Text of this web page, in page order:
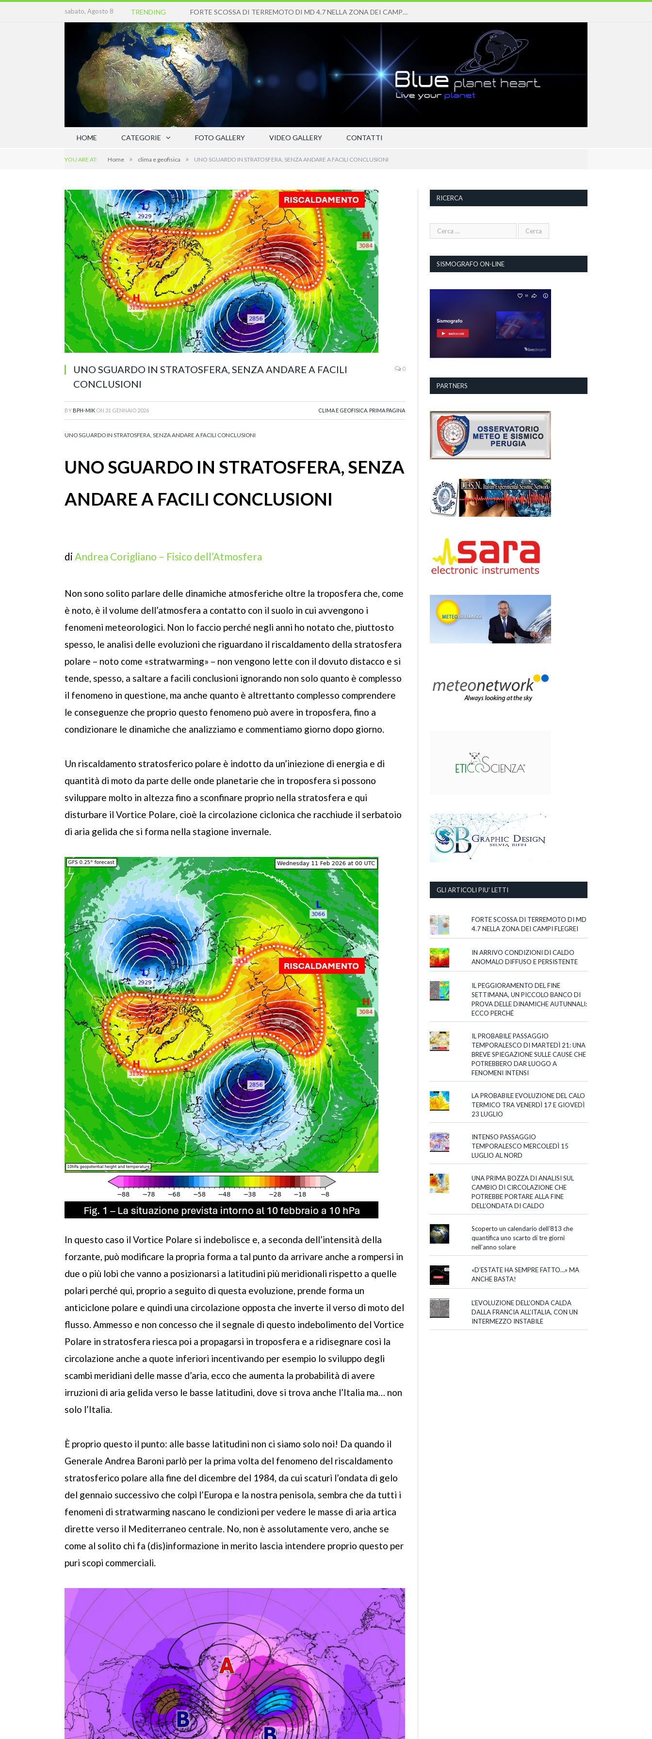
sabato, Agosto 8 TRENDING FORTE SCOSSA DI TERREMOTO DI MD 4.7 NELLA ZONA DEI CAMPI FLEGREI
HOME CATEGORIE FOTO GALLERY VIDEO GALLERY CONTATTI
YOU ARE AT: Home » clima e geofisica » UNO SGUARDO IN STRATOSFERA, SENZA ANDARE A FACILI CONCLUSIONI
UNO SGUARDO IN STRATOSFERA, SENZA ANDARE A FACILI
CONCLUSIONI
0
BY BPH-MIK ON 31 GENNAIO 2026 CLIMA E GEOFISICA PRIMA PAGINA
UNO SGUARDO IN STRATOSFERA, SENZA ANDARE A FACILI CONCLUSIONI
UNO SGUARDO IN STRATOSFERA, SENZA
ANDARE A FACILI CONCLUSIONI
di Andrea Corigliano – Fisico dell’Atmosfera
Non sono solito parlare delle dinamiche atmosferiche oltre la troposfera che, come
è noto, è il volume dell’atmosfera a contatto con il suolo in cui avvengono i
fenomeni meteorologici. Non lo faccio perché negli anni ho notato che, piuttosto
spesso, le analisi delle evoluzioni che riguardano il riscaldamento della stratosfera
polare – noto come «stratwarming» – non vengono lette con il dovuto distacco e si
tende, spesso, a saltare a facili conclusioni ignorando non solo quanto è complesso
il fenomeno in questione, ma anche quanto è altrettanto complesso comprendere
le conseguenze che proprio questo fenomeno può avere in troposfera, fino a
condizionare le dinamiche che analizziamo e commentiamo giorno dopo giorno.
Un riscaldamento stratosferico polare è indotto da un’iniezione di energia e di
quantità di moto da parte delle onde planetarie che in troposfera si possono
sviluppare molto in altezza fino a sconfinare proprio nella stratosfera e qui
disturbare il Vortice Polare, cioè la circolazione ciclonica che racchiude il serbatoio
di aria gelida che si forma nella stagione invernale.
In questo caso il Vortice Polare si indebolisce e, a seconda dell’intensità della
forzante, può modificare la propria forma a tal punto da arrivare anche a rompersi in
due o più lobi che vanno a posizionarsi a latitudini più meridionali rispetto a quelle
polari perché qui, proprio a seguito di questa evoluzione, prende forma un
anticiclone polare e quindi una circolazione opposta che inverte il verso di moto del
flusso. Ammesso e non concesso che il segnale di questo indebolimento del Vortice
Polare in stratosfera riesca poi a propagarsi in troposfera e a ridisegnare così la
circolazione anche a quote inferiori incentivando per esempio lo sviluppo degli
scambi meridiani delle masse d’aria, ecco che aumenta la probabilità di avere
irruzioni di aria gelida verso le basse latitudini, dove si trova anche l’Italia ma… non
solo l’Italia.
È proprio questo il punto: alle basse latitudini non ci siamo solo noi! Da quando il
Generale Andrea Baroni parlò per la prima volta del fenomeno del riscaldamento
stratosferico polare alla fine del dicembre del 1984, da cui scaturì l’ondata di gelo
del gennaio successivo che colpì l’Europa e la nostra penisola, sembra che da tutti i
fenomeni di stratwarming nascano le condizioni per vedere le masse di aria artica
dirette verso il Mediterraneo centrale. No, non è assolutamente vero, anche se
come al solito chi fa (dis)informazione in merito lascia intendere proprio questo per
puri scopi commerciali.
RICERCA
SISMOGRAFO ON-LINE
PARTNERS
GLI ARTICOLI PIU’ LETTI
FORTE SCOSSA DI TERREMOTO DI MD
4.7 NELLA ZONA DEI CAMPI FLEGREI
IN ARRIVO CONDIZIONI DI CALDO
ANOMALO DIFFUSO E PERSISTENTE
IL PEGGIORAMENTO DEL FINE
SETTIMANA, UN PICCOLO BANCO DI
PROVA DELLE DINAMICHE AUTUNNALI:
ECCO PERCHÉ
IL PROBABILE PASSAGGIO
TEMPORALESCO DI MARTEDÌ 21: UNA
BREVE SPIEGAZIONE SULLE CAUSE CHE
POTREBBERO DAR LUOGO A
FENOMENI INTENSI
LA PROBABILE EVOLUZIONE DEL CALO
TERMICO TRA VENERDÌ 17 E GIOVEDÌ
23 LUGLIO
INTENSO PASSAGGIO
TEMPORALESCO MERCOLEDÌ 15
LUGLIO AL NORD
UNA PRIMA BOZZA DI ANALISI SUL
CAMBIO DI CIRCOLAZIONE CHE
POTREBBE PORTARE ALLA FINE
DELL’ONDATA DI CALDO
Scoperto un calendario dell’813 che
quantifica uno scarto di tre giorni
nell’anno solare
«D’ESTATE HA SEMPRE FATTO…» MA
ANCHE BASTA!
L’EVOLUZIONE DELL’ONDA CALDA
DALLA FRANCIA ALL’ITALIA, CON UN
INTERMEZZO INSTABILE